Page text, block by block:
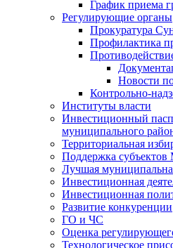
График приема
Регулирующие органы
Прокуратура
Профилактика
Новости
Контрольно-
Институты власти
Инвестиционный
муниципального
Территориальная
Поддержка
Лучшая
Инвестиционная
Инвестиционная
Развитие конкуренции
ГО и ЧС
Оценка
Технологическое